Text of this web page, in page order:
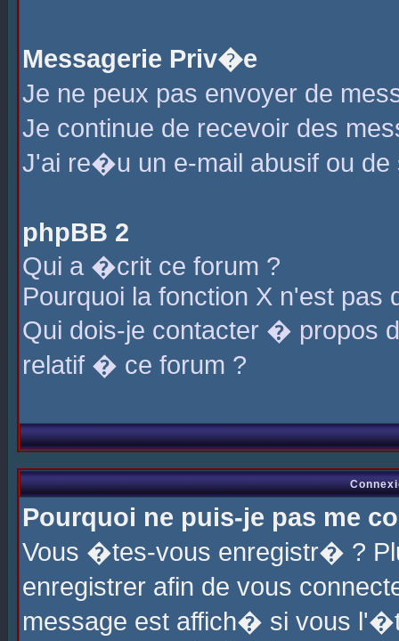
Messagerie Priv�e
Je ne peux pas envoyer de
Je continue de recevoir des
J'ai re�u un e-mail abusif ou de
phpBB 2
Qui a �crit ce forum ?
Pourquoi la fonction X n'est pas
Qui dois-je contacter � propos
relatif � ce forum ?
Pourquoi ne puis-je pas me
Vous �tes-vous enregistr� ?
enregistrer afin de vous
message est affich� si vous